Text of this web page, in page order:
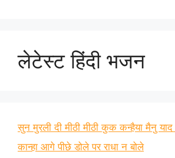
लेटेस्ट हिंदी भजन
सुन मुरली दी मीठी मीठी कुक कन्हैया मैनु
कान्हा आगे पीछे डोले पर राधा न बोले